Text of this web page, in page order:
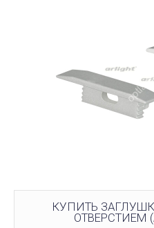
КУПИТЬ
ОТВЕРСТИЕМ